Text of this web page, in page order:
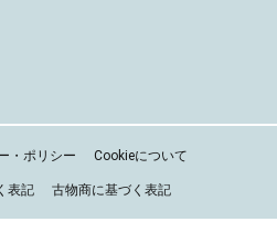
・ポリシー Cookieについて
表記 古物商に基づく表記